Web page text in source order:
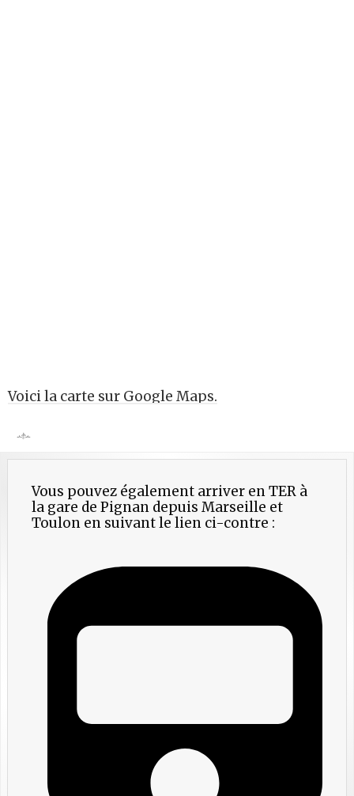
Voici la carte sur Google Maps.
Vous pouvez également arriver en TER à
la gare de Pignan depuis Marseille et
Toulon en suivant le lien ci-contre :